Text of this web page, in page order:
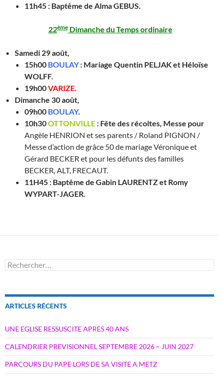
11h45 : Baptême de Alma GEBUS.
22èmeDimanche du Temps ordinaire
Samedi 29 août,
15h00 BOULAY: Mariage Quentin PELJAK et Héloïse
WOLFF.
19h00VARIZE.
Dimanche 30 août,
09h00 BOULAY.
10h30OTTONVILLE : Fête des récoltes, Messe pour
Angèle HENRION et ses parents / Roland PIGNON /
Messe d’action de grâce 50 de mariage Véronique et
Gérard BECKER et pour les défunts des familles
BECKER, ALT, FRECAUT.
11H45 : Baptême de Gabin LAURENTZ et Romy
WYPART-JAGER.
Rechercher :
ARTICLES RÉCENTS
UNE EGLISE RESSUSCITE APRES 40 ANS
CALENDRIER PREVISIONNEL SEPTEMBRE 2026 – JUIN 2027
PARCOURS DU PAPE LORS DE SA VISITE A METZ